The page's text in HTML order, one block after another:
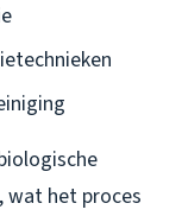
wat het proces